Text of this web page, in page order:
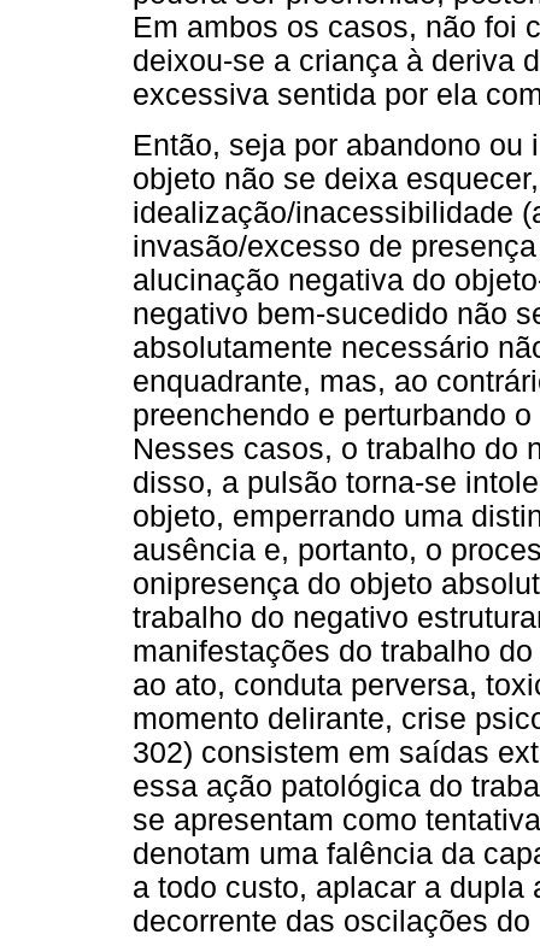
Em ambos os casos, não foi
deixou-se a criança à deriva
excessiva sentida por ela
Então, seja por abandono
objeto não se deixa
idealização/inacessibilidade
invasão/excesso de
alucinação negativa do
negativo bem-sucedido não
absolutamente necessário
enquadrante, mas, ao
preenchendo e perturbando
Nesses casos, o trabalho do
disso, a pulsão torna-se
objeto, emperrando uma
ausência e, portanto, o
onipresença do objeto
trabalho do negativo
manifestações do trabalho
ao ato, conduta perversa,
momento delirante, crise
302) consistem em saídas
essa ação patológica do
se apresentam como
denotam uma falência da
a todo custo, aplacar a dupla
decorrente das oscilações